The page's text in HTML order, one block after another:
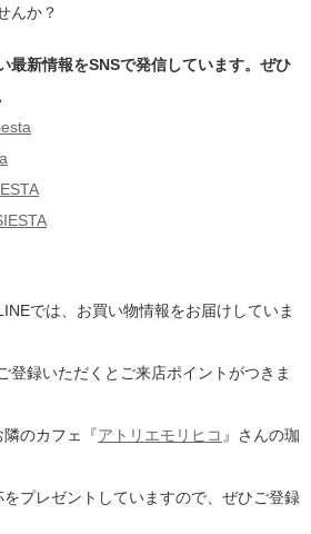
んか？
最新情報をSNSで発信しています。ぜひ
では、お買い物情報をお届けしていま
登録いただくとご来店ポイントがつきま
のカフェ『アトリエモリヒコ 』さんの珈
プレゼントしていますので、ぜひご登録